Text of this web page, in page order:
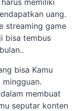
memiliki
uang.
streaming game
bisa tembus
bisa Kamu
membuat
seputar konten